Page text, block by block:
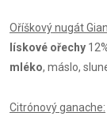
Oříškový nugát
lískové ořechy
mléko, máslo,
Citrónový ganache: